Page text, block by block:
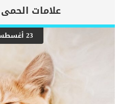
اللوزتين عند سلالات الكلاب صغيرة
تماما مثل البشر ستظهر على كلبك
التهاب اللوز مثل: فقدان الشهيةعدم
الحلقتورم اللوزتينالخمولسيلان
اللوز المزمن نتيجة الشكل التشريحى
الوجه المسطح اكثر عرضة لالتهابات
اللوزتين عند الكلاب بالتفاصيل
عدوىشئ عالق فى الفماستمرار
الهوائيةمشاكل الاسنان
الكلب توجه بكلبك الذى ظهرت
البيطرى.سيقوم
علامات
23 أغسطس 2023